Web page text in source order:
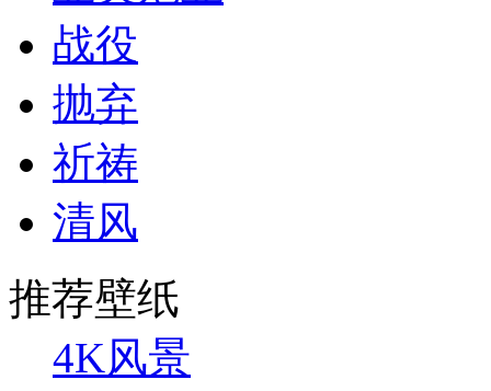
战役
抛弃
祈祷
清风
推荐壁纸
4K风景